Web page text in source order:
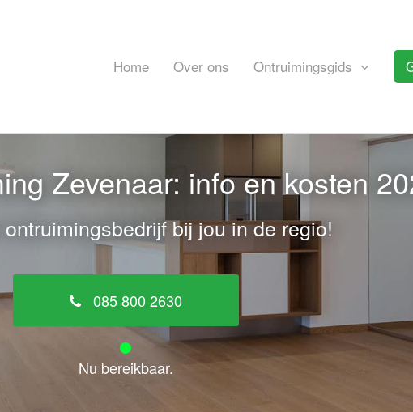
Home Over ons Ontruimingsgids
Zevenaar: info en kosten
bij jou in de regio!
085 800 2630
Nu bereikbaar.